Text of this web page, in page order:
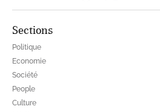
Sections
Politique
Economie
Société
People
Culture